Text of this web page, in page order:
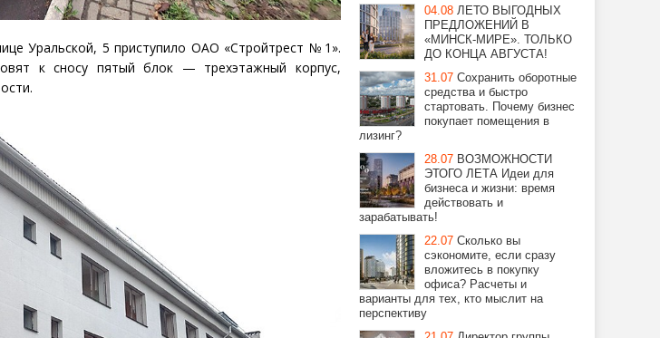
Уральской, 5 приступило ОАО «Стройтрест № 1».
к сносу пятый блок — трехэтажный корпус,
04.08 ЛЕТО ВЫГОДНЫХ
ПРЕДЛОЖЕНИЙ В
«МИНСК-МИРЕ». ТОЛЬКО
ДО КОНЦА АВГУСТА!
31.07 Сохранить оборотные
средства и быстро
стартовать. Почему бизнес
покупает помещения в
лизинг?
28.07 ВОЗМОЖНОСТИ
ЭТОГО ЛЕТА Идеи для
бизнеса и жизни: время
действовать и
зарабатывать!
22.07 Сколько вы
сэкономите, если сразу
вложитесь в покупку
офиса? Расчеты и
варианты для тех, кто мыслит на
перспективу